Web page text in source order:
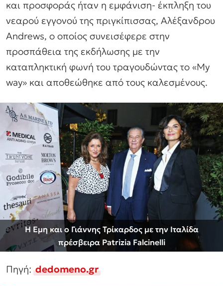
και προσφοράς ήταν η εμφάνιση- έκπληξη του
νεαρού εγγονού της πριγκίπισσας, Αλέξανδρου
Andrews, ο οποίος συνεισέφερε στην
προσπάθεια της εκδήλωσης με την
καταπληκτική φωνή του τραγουδώντας το «My
way» και αποθεώθηκε από τους καλεσμένους.
Η Εμη και ο Γιάννης Τρίκαρδος με την Ιταλίδα
πρέσβειρα Patrizia Falcinelli
Πηγή:dedomeno.gr